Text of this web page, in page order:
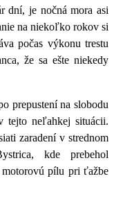
dní, je nočná mora asi
na niekoľko rokov si
počas výkonu trestu
že sa ešte niekedy
prepustení na slobodu
tejto neľahkej situácii.
zaradení v strednom
kde prebehol
pílu pri ťažbe